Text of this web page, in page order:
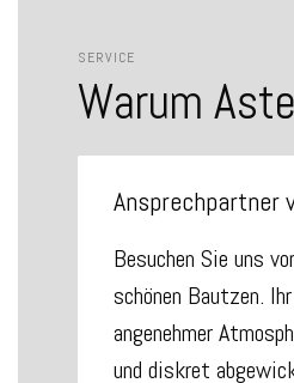
SERVICE
Warum
Ansprechpartner
Besuchen Sie uns
schönen Bautzen.
angenehmer
und diskret